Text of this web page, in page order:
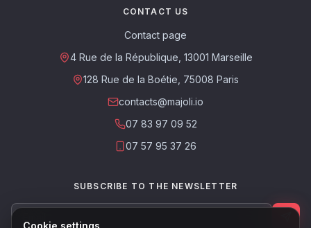
Cookie settings
CONTACT US
Contact page
4 Rue de la République, 13001 Marseille
128 Rue de la Boétie, 75008 Paris
contacts@majoli.io
07 83 97 09 52
07 57 95 37 26
SUBSCRIBE TO THE NEWSLETTER